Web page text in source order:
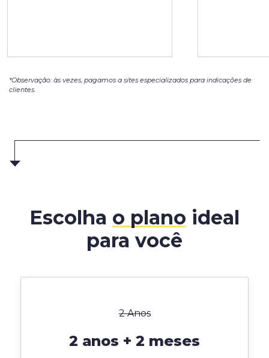
*Observação: às vezes, pagamos a sites especializados para indicações de
clientes.
Escolha o plano ideal
para você
2 Anos
2 anos + 2 meses